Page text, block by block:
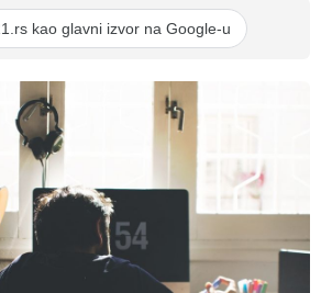
kao glavni izvor na Google-u